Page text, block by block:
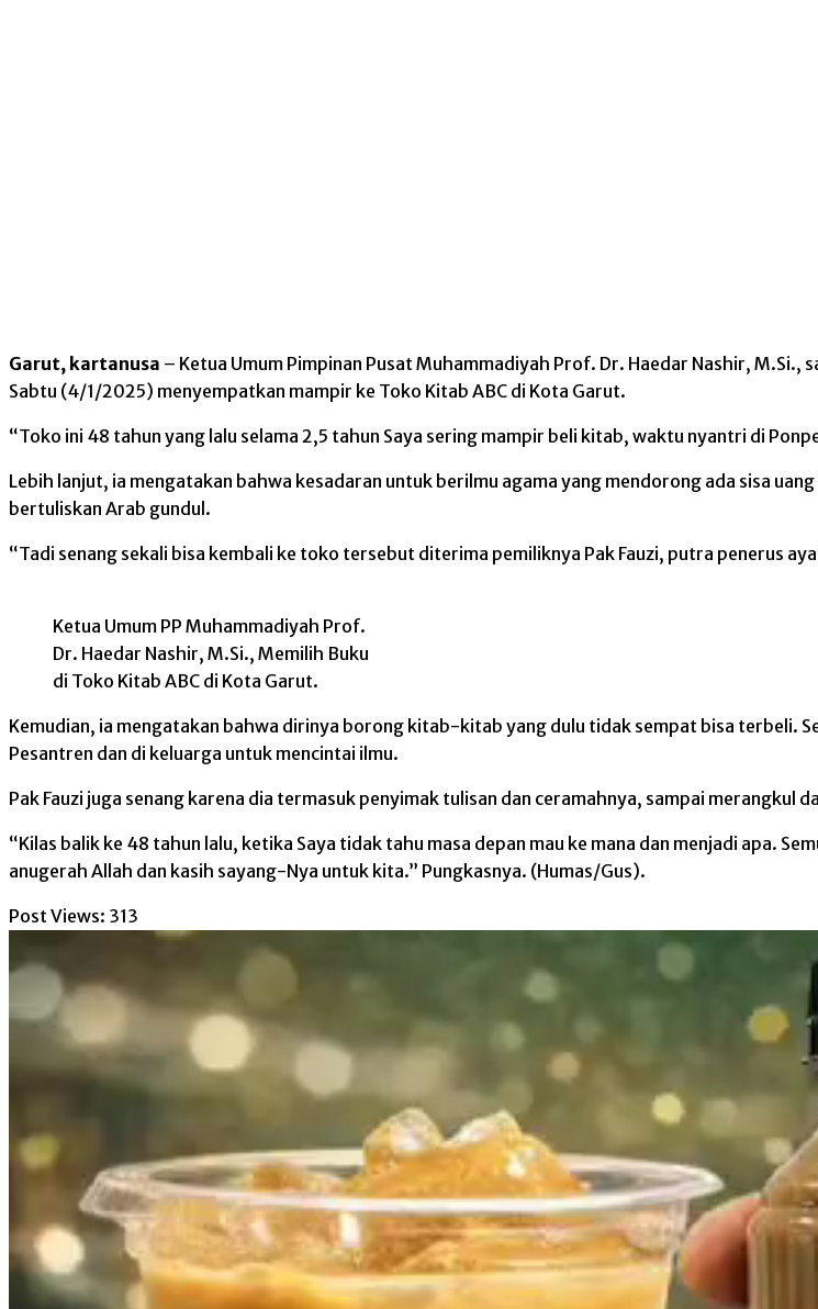
Garut, kartanusa – Ketua Umum Pimpinan Pusat Muhammadiyah Prof. Dr. Haedar Nashir,
Sabtu (4/1/2025) menyempatkan mampir ke Toko Kitab ABC di Kota Garut.
“Toko ini 48 tahun yang lalu selama 2,5 tahun Saya sering mampir beli kitab, waktu nyantri di
Lebih lanjut, ia mengatakan bahwa kesadaran untuk berilmu agama yang mendorong ada sisa
bertuliskan Arab gundul.
“Tadi senang sekali bisa kembali ke toko tersebut diterima pemiliknya Pak Fauzi, putra penerus
Ketua Umum PP Muhammadiyah Prof.
Dr. Haedar Nashir, M.Si., Memilih Buku
di Toko Kitab ABC di Kota Garut.
Kemudian, ia mengatakan bahwa dirinya borong kitab-kitab yang dulu tidak sempat bisa terbeli.
Pesantren dan di keluarga untuk mencintai ilmu.
Pak Fauzi juga senang karena dia termasuk penyimak tulisan dan ceramahnya, sampai merangkul
“Kilas balik ke 48 tahun lalu, ketika Saya tidak tahu masa depan mau ke mana dan menjadi apa.
anugerah Allah dan kasih sayang-Nya untuk kita.” Pungkasnya. (Humas/Gus).
Post Views: 313